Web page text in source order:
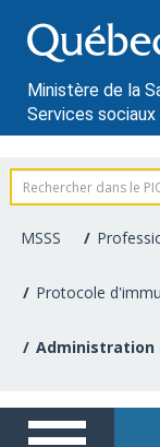
au
contenu
Ministère de la
Services sociaux
pour
les
la
MSSS
Protocole
Administration